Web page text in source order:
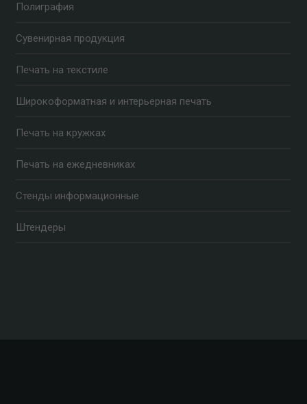
Полиграфия
Сувенирная продукция
Печать на текстиле
Широкоформатная и интерьерная печать
Печать на кружках
Печать на ежедневниках
Стенды информационные
Штендеры